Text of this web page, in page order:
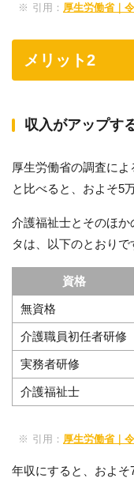
引用： 厚生労働省｜
メリット2
収入がアップす
厚生労働省の調査に
と比べると、およそ5
介護福祉士とそのほ
タは、以下のとおりで
資格
無資格
介護職員初任者研修
実務者研修
介護福祉士
引用： 厚生労働省｜
年収にすると、およそ